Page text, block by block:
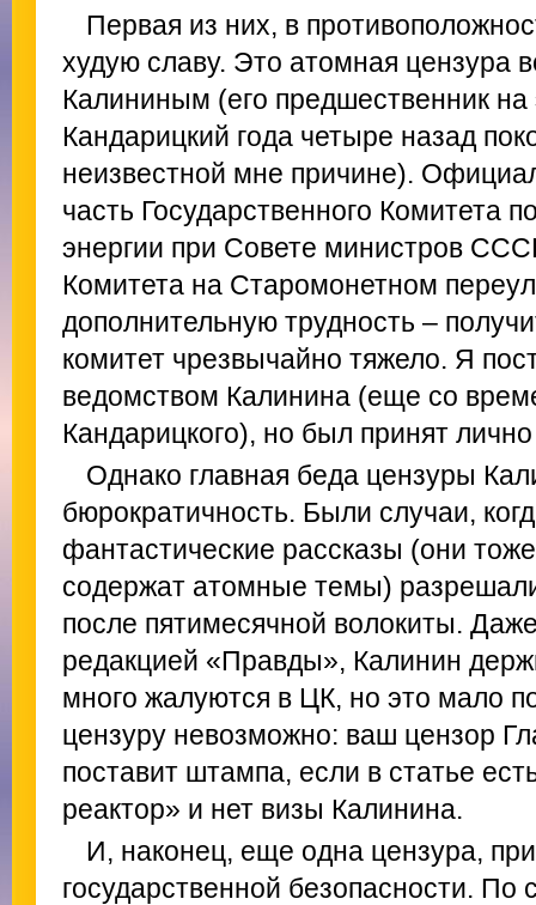
Первая из них, в
худую славу. Это атомная цензура
Калининым (его предшественник на
Кандарицкий года четыре назад
неизвестной мне причине).
часть Государственного Комитета
энергии при Совете министров
Комитета на Старомонетном
дополнительную трудность –
комитет чрезвычайно тяжело. Я
ведомством Калинина (еще со
Кандарицкого), но был принят
Однако главная беда цензуры
бюрократичность. Были случаи,
фантастические рассказы (они
содержат атомные темы)
после пятимесячной волокиты.
редакцией «Правды», Калинин
много жалуются в ЦК, но это мало
цензуру невозможно: ваш цензор
поставит штампа, если в статье
реактор» и нет визы Калинина.
И, наконец, еще одна цензура,
государственной безопасности. По